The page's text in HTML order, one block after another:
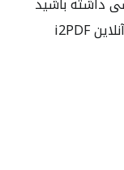
بخشی از مجموعه ابزارهای آنلاین i2PDF